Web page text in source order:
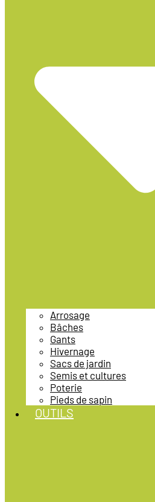
Arrosage
Bâches
Gants
Hivernage
Sacs de jardin
Semis et cultures
Poterie
Pieds de sapin
OUTILS